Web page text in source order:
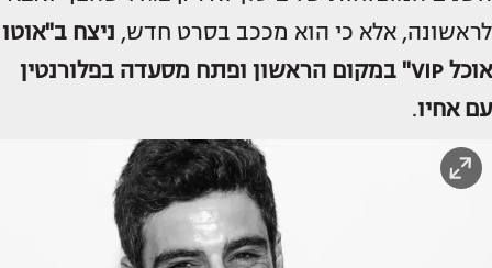
לראשונה, אלא כי הוא מככב בסרט חדש, ניצח ב"אוטו
אוכל VIP" במקום הראשון ופתח מסעדה בפלורנטין
עם אחיו.